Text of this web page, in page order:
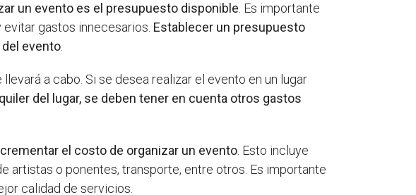
un evento es el presupuesto disponible. Es importante
gastos innecesarios. Establecer un presupuesto
evento.
a cabo. Si se desea realizar el evento en un lugar
del lugar, se deben tener en cuenta otros gastos
el costo de organizar un evento. Esto incluye
artistas o ponentes, transporte, entre otros. Es importante
calidad de servicios.